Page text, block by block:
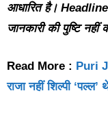
आधारित है।
जानकारी की पुष्टि नहीं
Read More : Puri
राजा नहीं शिल्पी ‘पल्ल’